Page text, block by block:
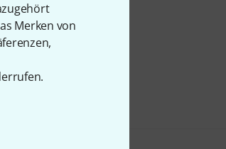
Merken von